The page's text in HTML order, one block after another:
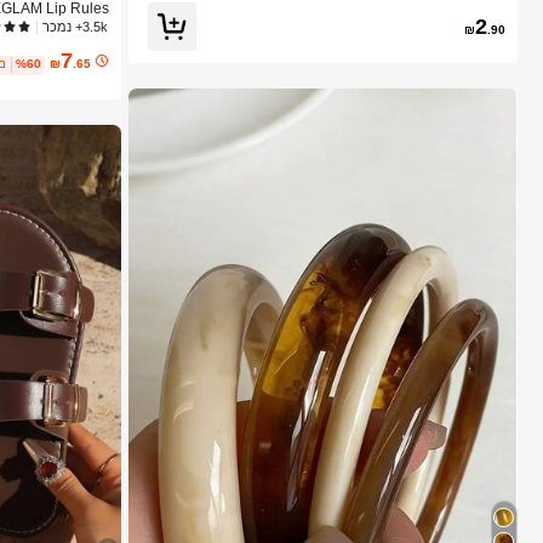
₪2.90
יופי קוסמטיקה
3.5k+ נמכר
₪7.65
%60